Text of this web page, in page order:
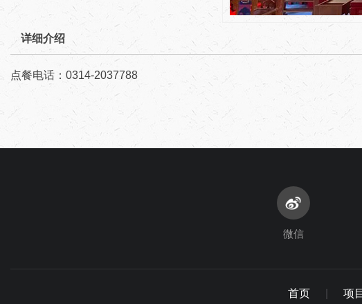
详细介绍
点餐电话：0314-2037788
微信
首页 项目